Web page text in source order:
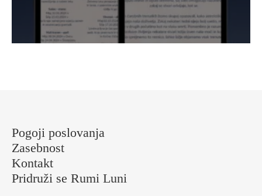
Pogoji poslovanja
Zasebnost
Kontakt
Pridruži se Rumi Luni